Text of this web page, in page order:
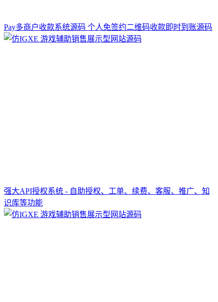
Pay多商户收款系统源码 个人免签约二维码收款即时到账源码
强大API授权系统 - 自助授权、工单、续费、客服、推广、知
识库等功能